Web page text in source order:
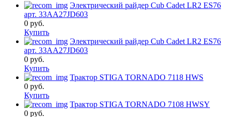
Электрический райдер Cub Cadet LR2 ES76
арт. 33AA27JD603
0 руб.
Купить
Электрический райдер Cub Cadet LR2 ES76
арт. 33AA27JD603
0 руб.
Купить
Трактор STIGA TORNADO 7118 HWS
0 руб.
Купить
Трактор STIGA TORNADO 7108 HWSY
0 руб.